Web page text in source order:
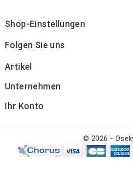
Shop-Einstellungen
Folgen Sie uns
Artikel
Unternehmen
Ihr Konto
© 2026 -